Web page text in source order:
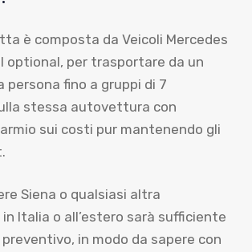
è composta da Veicoli Mercedes
optional, per trasportare da un
persona fino a gruppi di 7
stessa autovettura con
sui costi pur mantenendo gli
Siena o qualsiasi altra
Italia o all’estero sarà sufficiente
in modo da sapere con